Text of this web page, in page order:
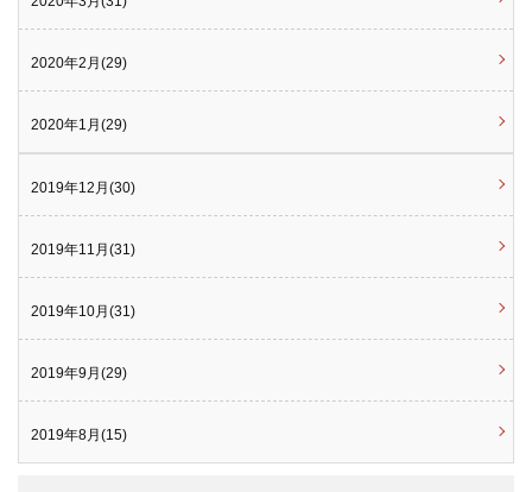
2020年2月(29)
2020年1月(29)
2019年12月(30)
2019年11月(31)
2019年10月(31)
2019年9月(29)
2019年8月(15)